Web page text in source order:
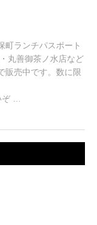
町ランチパスポート
丸善御茶ノ水店など
販売中です。数に限
…